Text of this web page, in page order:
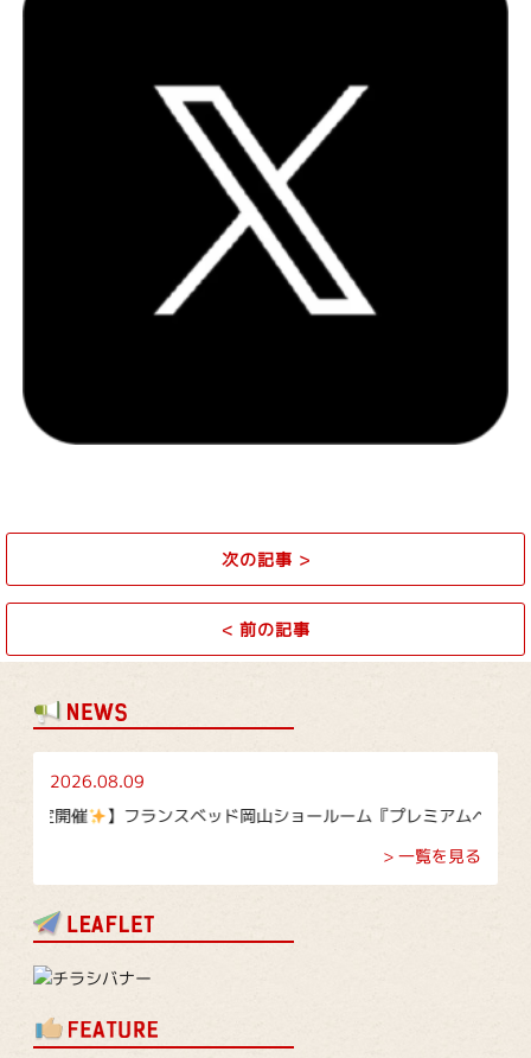
次の記事 >
< 前の記事
2026.08.09
】フランスベッド岡山ショールーム『プレミアムベッド大商談
> 一覧を見る